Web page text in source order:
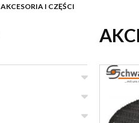
AKCESORIA I CZĘŚCI